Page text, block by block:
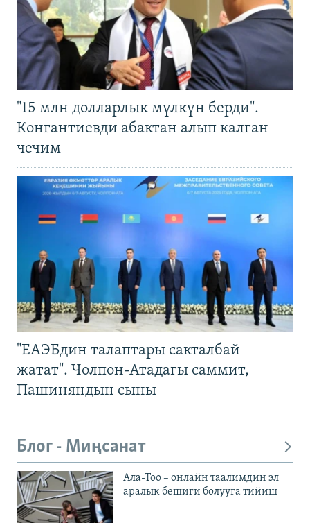
"15 млн долларлык мүлкүн берди".
Конгантиевди абактан алып калган
чечим
"ЕАЭБдин талаптары сакталбай
жатат". Чолпон-Атадагы саммит,
Пашиняндын сыны
Блог - Миңсанат
Ала-Тоо – онлайн таалимдин эл
аралык бешиги болууга тийиш